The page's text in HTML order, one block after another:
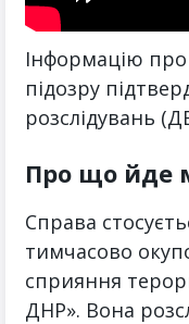
Інформацію
підозру
розслідувань
Про що йде
Справа
тимчасово
сприяння
ДНР». Вона